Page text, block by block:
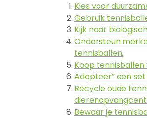
Kies voor
Gebruik
Kijk naar
Ondersteun
tennisballen.
Koop
Adopteer” een
Recycle oude
Bewaar je